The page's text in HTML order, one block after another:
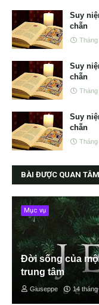
Suy
chẵn
Suy
chẵn
Suy
chẵn
BÀI ĐƯỢC QUAN TÂM
Mục vụ
Đời sống của
trung tâm
Giuseppe 14